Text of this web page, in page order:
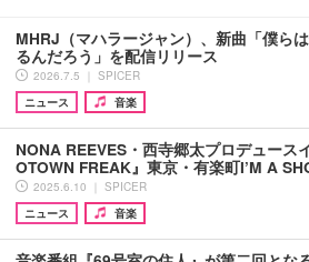
MHRJ（マハラージャン）、新曲「僕ら
るんだろう」を配信リリース
2026.7.5 ｜ SPICER
ニュース
音楽
NONA REEVES・西寺郷太プロデュース
OTOWN FREAK』東京・有楽町I’M A
2025.6.10 ｜ SPICER
ニュース
音楽